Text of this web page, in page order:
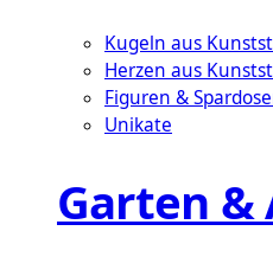
Kugeln aus
Herzen aus
Figuren &
Unikate
Garten &